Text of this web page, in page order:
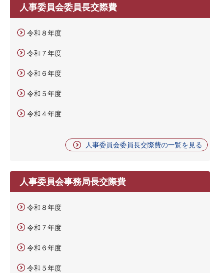
人事委員会委員長交際費
令和８年度
令和７年度
令和６年度
令和５年度
令和４年度
人事委員会委員長交際費の一覧を見る
人事委員会事務局長交際費
令和８年度
令和７年度
令和６年度
令和５年度